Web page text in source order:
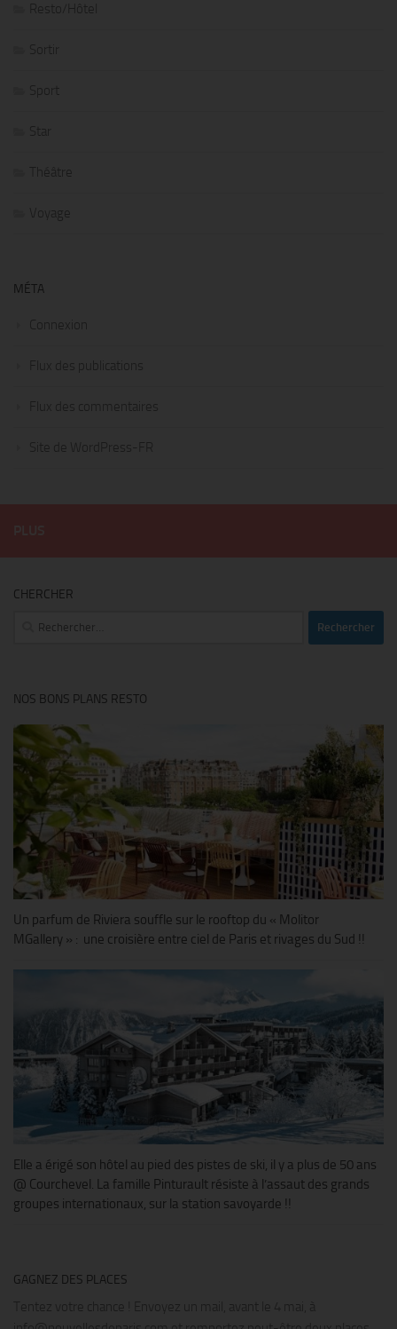
Resto/Hôtel
Sortir
Sport
Star
Théâtre
Voyage
MÉTA
Connexion
Flux des publications
Flux des commentaires
Site de WordPress-FR
CHERCHER
Rechercher :
NOS BONS PLANS RESTO
Un parfum de Riviera souffle sur le rooftop du « Molitor
MGallery » : une croisière entre ciel de Paris et rivages du Sud !!
Elle a érigé son hôtel au pied des pistes de ski, il y a plus de 50 ans
@ Courchevel. La famille Pinturault résiste à l’assaut des grands
groupes internationaux, sur la station savoyarde !!
GAGNEZ DES PLACES
Tentez votre chance ! Envoyez un mail, avant le 4 mai, à